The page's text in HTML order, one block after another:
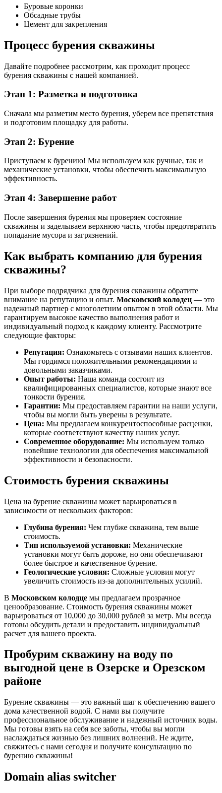
Буровые коронки
Обсадные трубы
Цемент для закрепления
Процесс бурения скважины
Давайте подробнее рассмотрим, как проходит процесс
бурения скважины с нашей компанией.
Этап 1: Разметка и подготовка
Сначала мы разметим место бурения, уберем все препятствия
и подготовим площадку для работы.
Этап 2: Бурение
Приступаем к бурению! Мы используем как ручные, так и
механические установки, чтобы обеспечить максимальную
эффективность.
Этап 4: Завершение работ
После завершения бурения мы проверяем состояние
скважины и заделываем верхнюю часть, чтобы предотвратить
попадание мусора и загрязнений.
Как выбрать компанию для бурения
скважины?
При выборе подрядчика для бурения скважины обратите
внимание на репутацию и опыт. Московский колодец — это
надежный партнер с многолетним опытом в этой области. Мы
гарантируем высокое качество выполнения работ и
индивидуальный подход к каждому клиенту. Рассмотрите
следующие факторы:
Репутация: Ознакомьтесь с отзывами наших клиентов.
Мы гордимся положительными рекомендациями и
довольными заказчиками.
Опыт работы: Наша команда состоит из
квалифицированных специалистов, которые знают все
тонкости бурения.
Гарантии: Мы предоставляем гарантии на наши услуги,
чтобы вы могли быть уверены в результате.
Цена: Мы предлагаем конкурентоспособные расценки,
которые соответствуют качеству наших услуг.
Современное оборудование: Мы используем только
новейшие технологии для обеспечения максимальной
эффективности и безопасности.
Стоимость бурения скважины
Цена на бурение скважины может варьироваться в
зависимости от нескольких факторов:
Глубина бурения: Чем глубже скважина, тем выше
стоимость.
Тип используемой установки: Механические
установки могут быть дороже, но они обеспечивают
более быстрое и качественное бурение.
Геологические условия: Сложные условия могут
увеличить стоимость из-за дополнительных усилий.
В Московском колодце мы предлагаем прозрачное
ценообразование. Стоимость бурения скважины может
варьироваться от 10,000 до 30,000 рублей за метр. Мы всегда
готовы обсудить детали и предоставить индивидуальный
расчет для вашего проекта.
Пробурим скважину на воду по
выгодной цене в Озерске и Орезском
районе
Бурение скважины — это важный шаг к обеспечению вашего
дома качественной водой. С нами вы получите
профессиональное обслуживание и надежный источник воды.
Мы готовы взять на себя все заботы, чтобы вы могли
наслаждаться жизнью без лишних волнений. Не ждите,
свяжитесь с нами сегодня и получите консультацию по
бурению скважины!
Domain alias switcher